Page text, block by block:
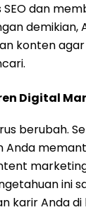
dan
demikian,
konten
Digital
berubah.
Anda
ini
karir Anda di